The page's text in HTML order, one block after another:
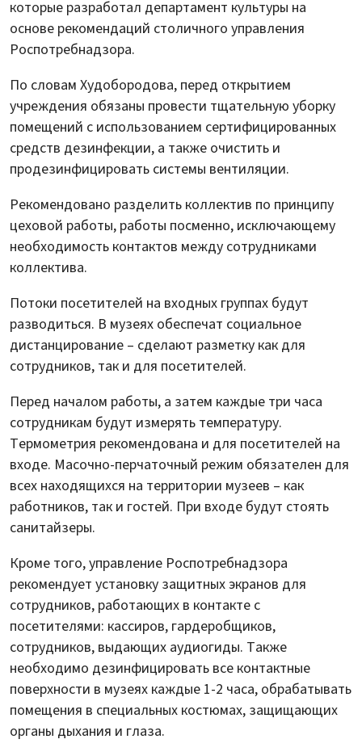
которые разработал департамент культуры на
основе рекомендаций столичного управления
Роспотребнадзора.
По словам Худобородова, перед открытием
учреждения обязаны провести тщательную уборку
помещений с использованием сертифицированных
средств дезинфекции, а также очистить и
продезинфицировать системы вентиляции.
Рекомендовано разделить коллектив по принципу
цеховой работы, работы посменно, исключающему
необходимость контактов между сотрудниками
коллектива.
Потоки посетителей на входных группах будут
разводиться. В музеях обеспечат социальное
дистанцирование – сделают разметку как для
сотрудников, так и для посетителей.
Перед началом работы, а затем каждые три часа
сотрудникам будут измерять температуру.
Термометрия рекомендована и для посетителей на
входе. Масочно-перчаточный режим обязателен для
всех находящихся на территории музеев – как
работников, так и гостей. При входе будут стоять
санитайзеры.
Кроме того, управление Роспотребнадзора
рекомендует установку защитных экранов для
сотрудников, работающих в контакте с
посетителями: кассиров, гардеробщиков,
сотрудников, выдающих аудиогиды. Также
необходимо дезинфицировать все контактные
поверхности в музеях каждые 1-2 часа, обрабатывать
помещения в специальных костюмах, защищающих
органы дыхания и глаза.